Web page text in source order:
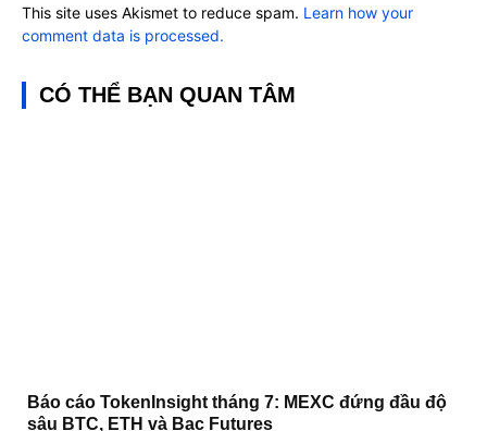
This site uses Akismet to reduce spam. Learn how your
comment data is processed.
CÓ THỂ BẠN QUAN TÂM
Báo cáo TokenInsight tháng 7: MEXC đứng đầu độ
sâu BTC, ETH và Bạc Futures